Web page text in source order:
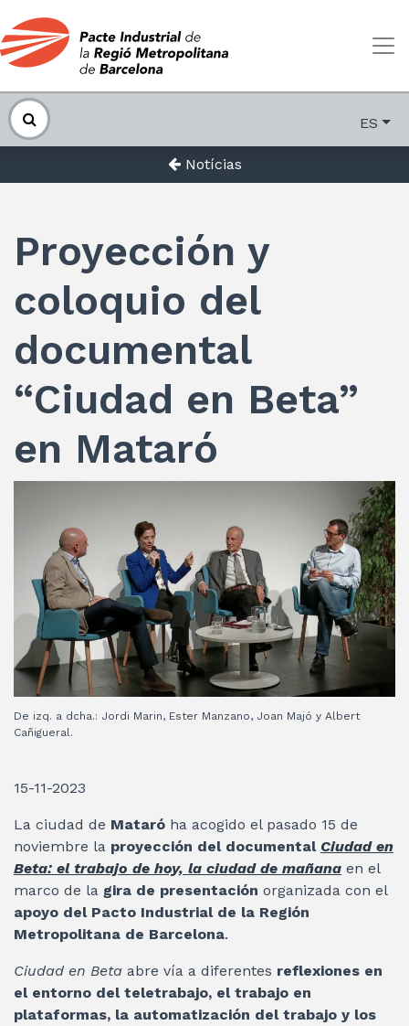
ES
Notícias
Proyección y
coloquio del
documental
“Ciudad en Beta”
en Mataró
De izq. a dcha.: Jordi Marin, Ester Manzano, Joan Majó y Albert
Cañigueral.
15-11-2023
La ciudad de Mataró ha acogido el pasado 15 de
noviembre la proyección del documental Ciudad en
Beta: el trabajo de hoy, la ciudad de mañana en el
marco de la gira de presentación organizada con el
apoyo del Pacto Industrial de la Región
Metropolitana de Barcelona.
Ciudad en Beta abre vía a diferentes reflexiones en
el entorno del teletrabajo, el trabajo en
plataformas, la automatización del trabajo y los